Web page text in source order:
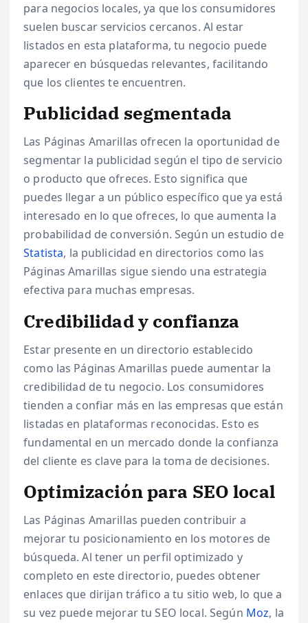
para negocios locales, ya que los consumidores
suelen buscar servicios cercanos. Al estar
listados en esta plataforma, tu negocio puede
aparecer en búsquedas relevantes, facilitando
que los clientes te encuentren.
Publicidad segmentada
Las Páginas Amarillas ofrecen la oportunidad de
segmentar la publicidad según el tipo de servicio
o producto que ofreces. Esto significa que
puedes llegar a un público específico que ya está
interesado en lo que ofreces, lo que aumenta la
probabilidad de conversión. Según un estudio de
Statista, la publicidad en directorios como las
Páginas Amarillas sigue siendo una estrategia
efectiva para muchas empresas.
Credibilidad y confianza
Estar presente en un directorio establecido
como las Páginas Amarillas puede aumentar la
credibilidad de tu negocio. Los consumidores
tienden a confiar más en las empresas que están
listadas en plataformas reconocidas. Esto es
fundamental en un mercado donde la confianza
del cliente es clave para la toma de decisiones.
Optimización para SEO local
Las Páginas Amarillas pueden contribuir a
mejorar tu posicionamiento en los motores de
búsqueda. Al tener un perfil optimizado y
completo en este directorio, puedes obtener
enlaces que dirijan tráfico a tu sitio web, lo que a
su vez puede mejorar tu SEO local. Según Moz, la